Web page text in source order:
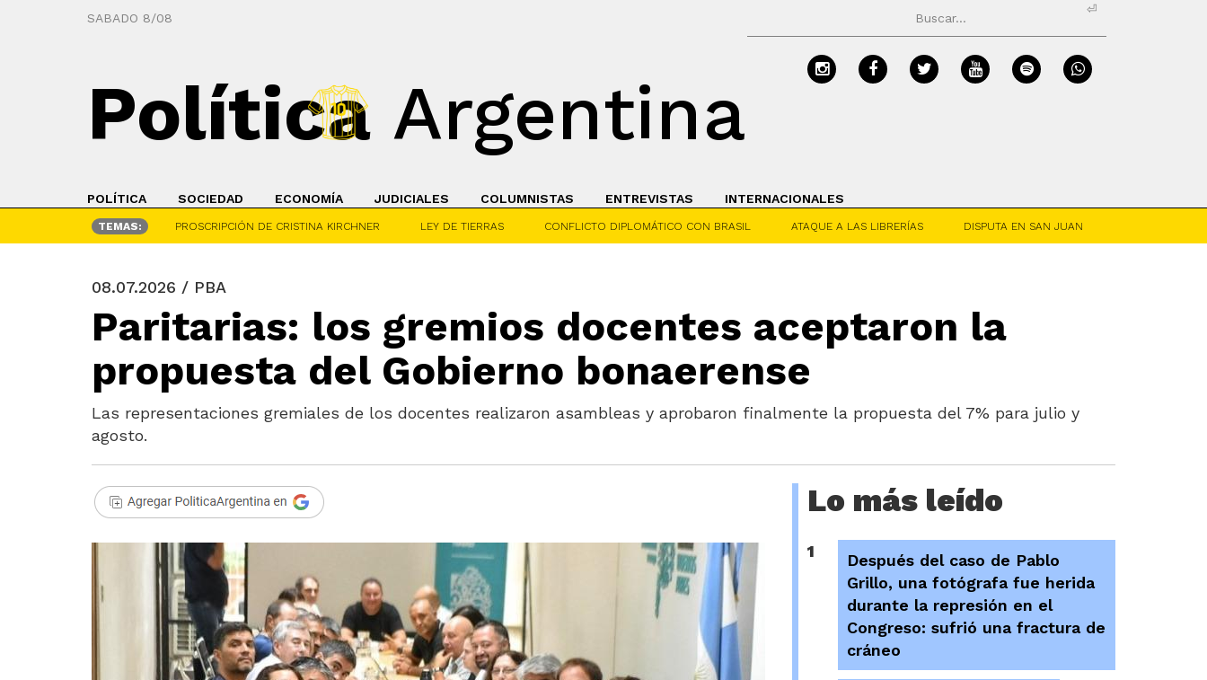
SABADO 8/08
⏎
Política Argentina
POLÍTICA SOCIEDAD ECONOMÍA JUDICIALES COLUMNISTAS ENTREVISTAS INTERNACIONALES
TEMAS: PROSCRIPCIÓN DE CRISTINA KIRCHNER LEY DE TIERRAS CONFLICTO DIPLOMÁTICO CON BRASIL ATAQUE A LAS LIBRERÍAS DISPUTA EN SAN JUAN
08.07.2026 / PBA
Paritarias: los gremios docentes aceptaron la
propuesta del Gobierno bonaerense
Las representaciones gremiales de los docentes realizaron asambleas y aprobaron finalmente la propuesta del 7% para julio y
agosto.
Lo más leído
1
Después del caso de Pablo
Grillo, una fotógrafa fue herida
durante la represión en el
Congreso: sufrió una fractura de
cráneo